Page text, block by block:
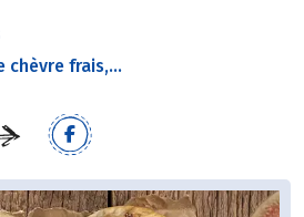
chèvre frais,...